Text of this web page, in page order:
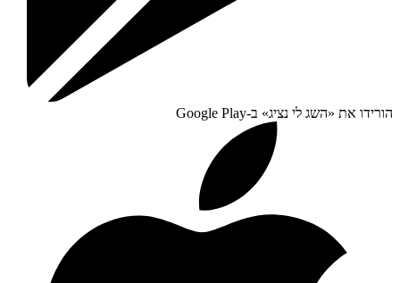
הורידו את «השג לי נציג» ב-Google Play